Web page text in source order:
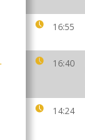
16:55
16:40
14:24